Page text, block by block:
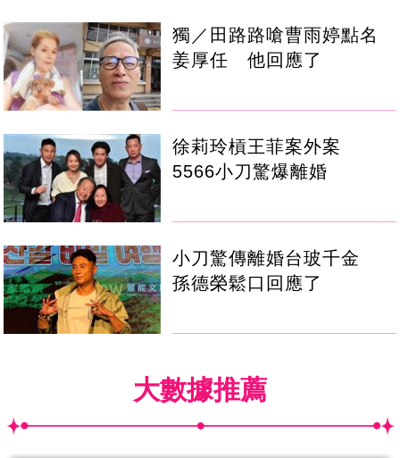
獨／田路路嗆曹雨婷點名
姜厚任 他回應了
徐莉玲槓王菲案外案
5566小刀驚爆離婚
小刀驚傳離婚台玻千金
孫德榮鬆口回應了
大數據推薦